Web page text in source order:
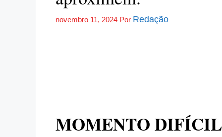
novembro 11, 2024 Por Redação
MOMENTO